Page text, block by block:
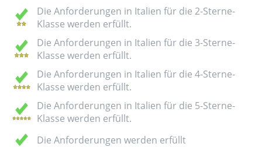
Die Anforderungen in Italien für die 2-Sterne-
Klasse werden erfüllt.
Die Anforderungen in Italien für die 3-Sterne-
Klasse werden erfüllt.
Die Anforderungen in Italien für die 4-Sterne-
Klasse werden erfüllt.
Die Anforderungen in Italien für die 5-Sterne-
Klasse werden erfüllt.
Die Anforderungen werden erfüllt